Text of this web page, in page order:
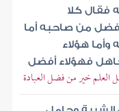
فقال كلا
من صاحبه أما
وأما هؤلاء
فهؤلاء أفضل
العلم خير من فضل العبادة